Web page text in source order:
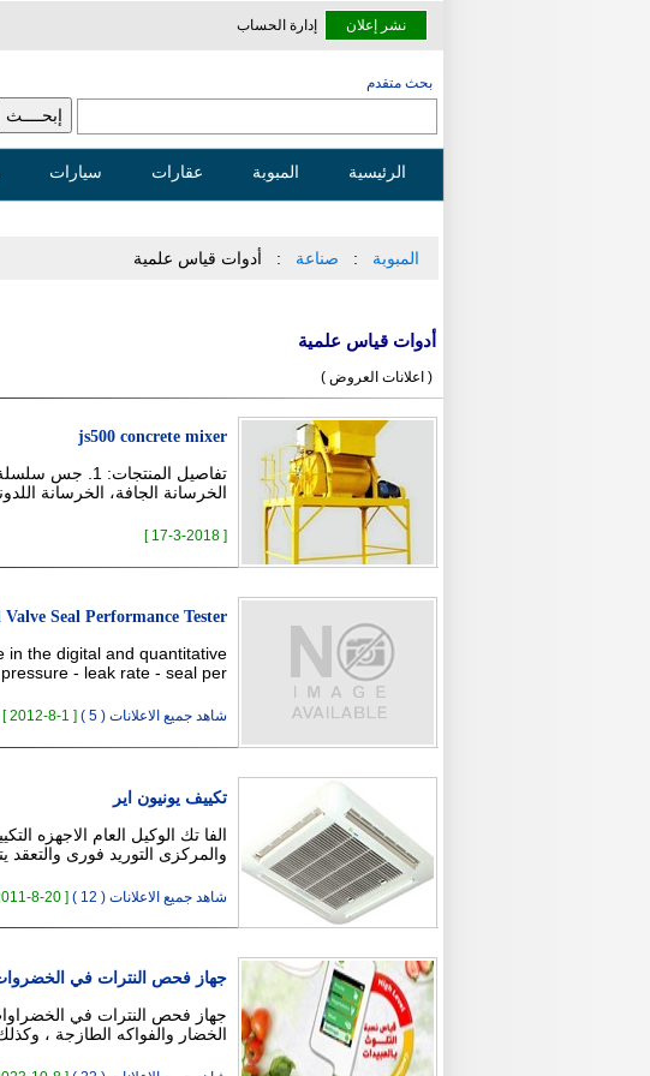
نشر إعلان إدارة الحساب
بحث متقدم
الرئيسية المبوبة عقارات سيارات
المبوبة صناعة أدوات قياس علمية
أدوات قياس علمية
( اعلانات العروض )
js500 concrete mixer
تفاصيل
الخرسانة الجافة، الخرسانة
[ 17-3-2018 ]
Valve Seal Performance Tester
in the digital and quantitative
- leak rate - seal per …
شاهد جميع الاعلانات ( 5 ) [ 1-8-2012 ]
تكييف يونيون اير
الفا تك الوكيل العام الاجهزه
والمركزى التوريد فورى والتعقد
شاهد جميع الاعلانات ( 12 ) [ 20-8-2011 ]
جهاز فحص النترات في
جهاز فحص النترات في
الخضار والفواكه الطازجة ،